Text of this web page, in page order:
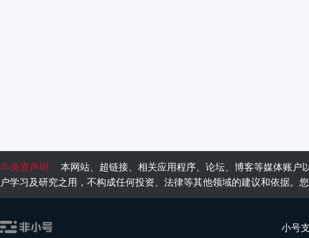
免责声明： 本网站、超链接、相关应用程序、论坛、博客等媒体账
户学习及研究之用，不构成任何投资、法律等其他领域的建议和依据
小号